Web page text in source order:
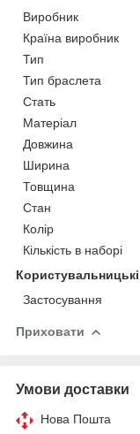
Виробник
Країна виробник
Тип
Тип браслета
Стать
Матеріал
Довжина
Ширина
Товщина
Стан
Колір
Кількість в наборі
Застосування
Приховати
Умови доставки
Нова Пошта